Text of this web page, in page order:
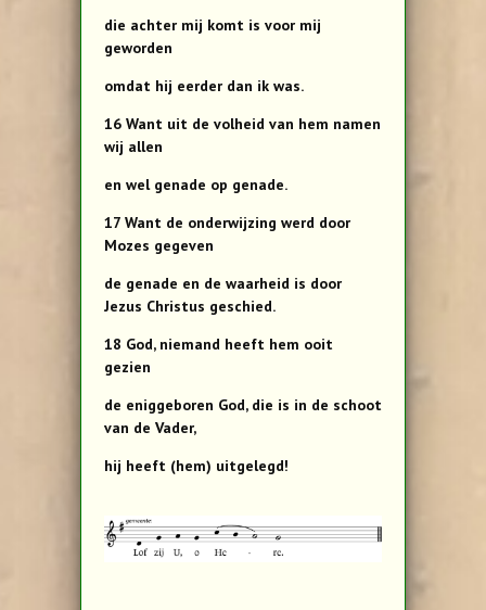
die achter mij komt is voor mij
geworden
omdat hij eerder dan ik was.
16 Want uit de volheid van hem namen
wij allen
en wel genade op genade.
17 Want de onderwijzing werd door
Mozes gegeven
de genade en de waarheid is door
Jezus Christus geschied.
18 God, niemand heeft hem ooit
gezien
de eniggeboren God, die is in de schoot
van de Vader,
hij heeft (hem) uitgelegd!